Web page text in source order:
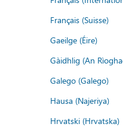
Français (Suisse)
Gaeilge (Éire)
Gàidhlig (An
Galego (Galego)
Hausa (Najeriya)
Hrvatski (Hrvatska)